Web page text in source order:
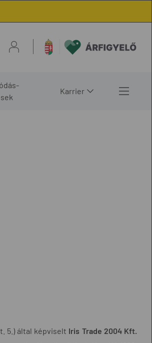
Karrier
5.) által képviselt Iris Trade 2004 Kft.